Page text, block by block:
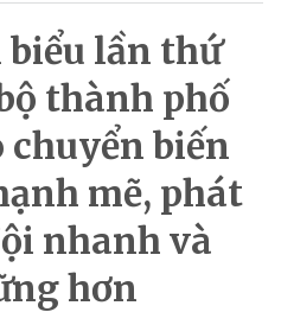
lần thứ
thành phố
chuyển biến
mẽ, phát
nhanh và
hơn